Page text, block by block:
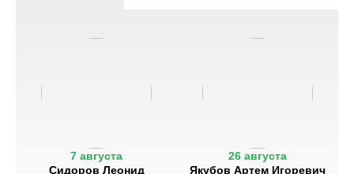
7 августа
Сидоров Леонид
26 августа
Якубов Артем Игоревич